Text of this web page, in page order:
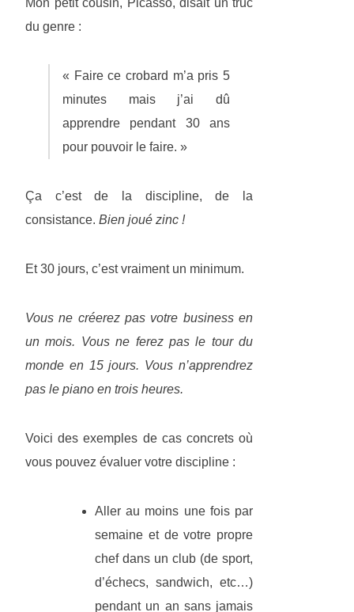
du genre :
« Faire ce crobard m’a pris 5
minutes mais j’ai dû
apprendre pendant 30 ans
pour pouvoir le faire. »
Ça c’est de la discipline, de la
consistance. Bien joué zinc !
Et 30 jours, c’est vraiment un minimum.
Vous ne créerez pas votre business en
un mois. Vous ne ferez pas le tour du
monde en 15 jours. Vous n’apprendrez
pas le piano en trois heures.
Voici des exemples de cas concrets où
vous pouvez évaluer votre discipline :
Aller au moins une fois par
semaine et de votre propre
chef dans un club (de sport,
d’échecs, sandwich, etc…)
pendant un an sans jamais